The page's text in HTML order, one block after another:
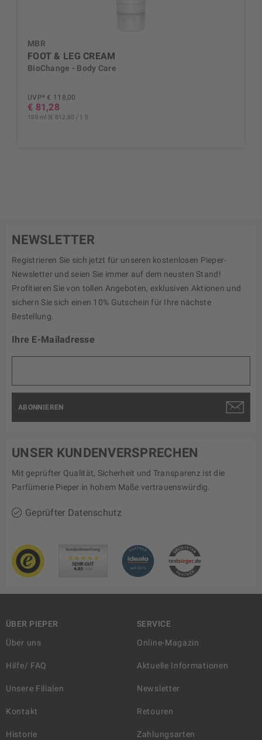
MBR
FOOT & LEG CREAM
BioChange - Body Care
UVP* € 118,00
€ 81,28
100 ml (€ 812,80 / 1 l)
NEWSLETTER
Registrieren Sie sich jetzt für unseren kostenlosen Pieper-
Newsletter und seien Sie immer auf dem neusten Stand!
Profitieren Sie von tollen Angeboten, exklusiven Aktionen und
sichern Sie sich einen 10% Gutschein für Ihre nächste
Bestellung.
Ihre E-Mailadresse
ABONNIEREN
UNSER KUNDENVERSPRECHEN
Mit geprüfter Qualität, Sicherheit und Transparenz ist die
Parfümerie Pieper in hohem Maße vertrauenswürdig.
Geprüfter Datenschutz
ÜBER PIEPER
Über uns
Hilfe/ FAQ
Unsere Filialen
Kontakt
Historie
SERVICE
Online-Magazin
Aktuelle Informationen
Newsletter
Retouren
Zahlungsarten